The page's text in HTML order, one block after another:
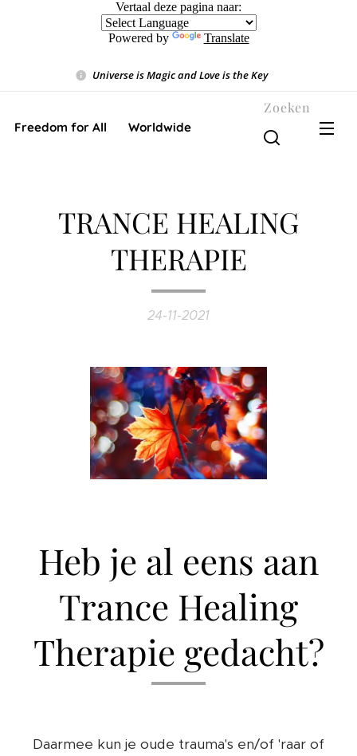
Vertaal deze pagina naar:
Powered by Translate
Universe is Magic and Love is the Key❤️
Freedom for All ❤️ Worldwide
Zoeken
TRANCE HEALING
THERAPIE
24-11-2021
Heb je al eens aan
Trance Healing
Therapie gedacht?
Daarmee kun je oude trauma's en/of 'raar of